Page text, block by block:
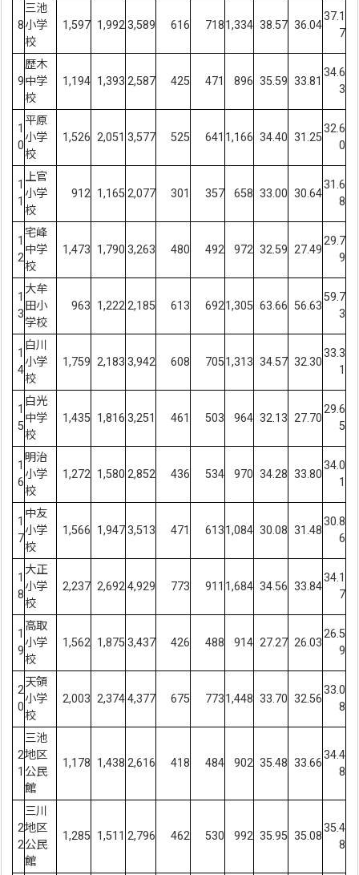
8
三池
小学
校
1,597 1,992 3,589 616 7181,334 38.57 36.04
37.1
7
9
歴木
中学
校
1,194 1,393 2,587 425 471 896 35.59 33.81
34.6
3
1
0
平原
小学
校
1,526 2,051 3,577 525 641 1,166 34.40 31.25
32.6
0
1
1
上官
小学
校
912 1,165 2,077 301 357 658 33.00 30.64
31.6
8
1
2
宅峰
中学
校
1,473 1,790 3,263 480 492 972 32.59 27.49
29.7
9
1
3
大牟
田小
学校
963 1,222 2,185 613 6921,305 63.66 56.63
59.7
3
1
4
白川
小学
校
1,759 2,183 3,942 608 7051,313 34.57 32.30
33.3
1
1
5
白光
中学
校
1,435 1,816 3,251 461 503 964 32.13 27.70
29.6
5
1
6
明治
小学
校
1,272 1,580 2,852 436 534 970 34.28 33.80
34.0
1
1
7
中友
小学
校
1,566 1,947 3,513 471 6131,084 30.08 31.48
30.8
6
1
8
大正
小学
校
2,237 2,692 4,929 773 911 1,684 34.56 33.84
34.1
7
1
9
高取
小学
校
1,562 1,875 3,437 426 488 914 27.27 26.03
26.5
9
2
0
天領
小学
校
2,003 2,374 4,377 675 7731,448 33.70 32.56
33.0
8
2
1
三池
地区
公民
館
1,178 1,438 2,616 418 484 902 35.48 33.66
34.4
8
2
2
三川
地区
公民
館
1,285 1,511 2,796 462 530 992 35.95 35.08
35.4
8